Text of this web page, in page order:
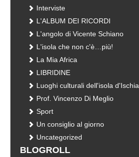
Interviste
L'ALBUM DEI RICORDI
L'angolo di Vicente Schiano
L'isola che non c'è…più!
La Mia Africa
LIBRIDINE
Luoghi culturali dell'isola d'Ischia
Prof. Vincenzo Di Meglio
Sport
Un consiglio al giorno
Uncategorized
BLOGROLL